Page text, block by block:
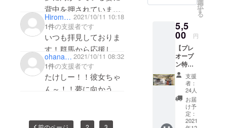
背中を押されていま
す。
実現に向けての少しも
の足しになれば幸いで
す！
あと少し頑張ってくだ
さい！
Hiromasa_ 2021/10/11 10:18
1件の支援者です
いつも拝見しておりま
す！群馬から応援して
います〜
ohana87875 2021/10/11 08:32
1件の支援者です
たけしー！！彼女ちゃ
ん～！！夢に向かう姿
なくて申し訳ないけ
遠方で
今はお
店に行
けない
けど応
援して
ます！
という
方は、
こちら
のプラ
ンでご
支援い
ざいま
オリジ
ナルス
テッ
カー全
種&お礼
のメー
ル&ヴィ
ンテー
ジコー
スター
をお送
りしま
す！ 今
択
す
る
5,5
00 円
【プレ
オープ
ン特別
ご招待
プラ
ン】
5500円
★プレ
オープ
ンご招
支援
者：
24人
お届
け予
定：
2021